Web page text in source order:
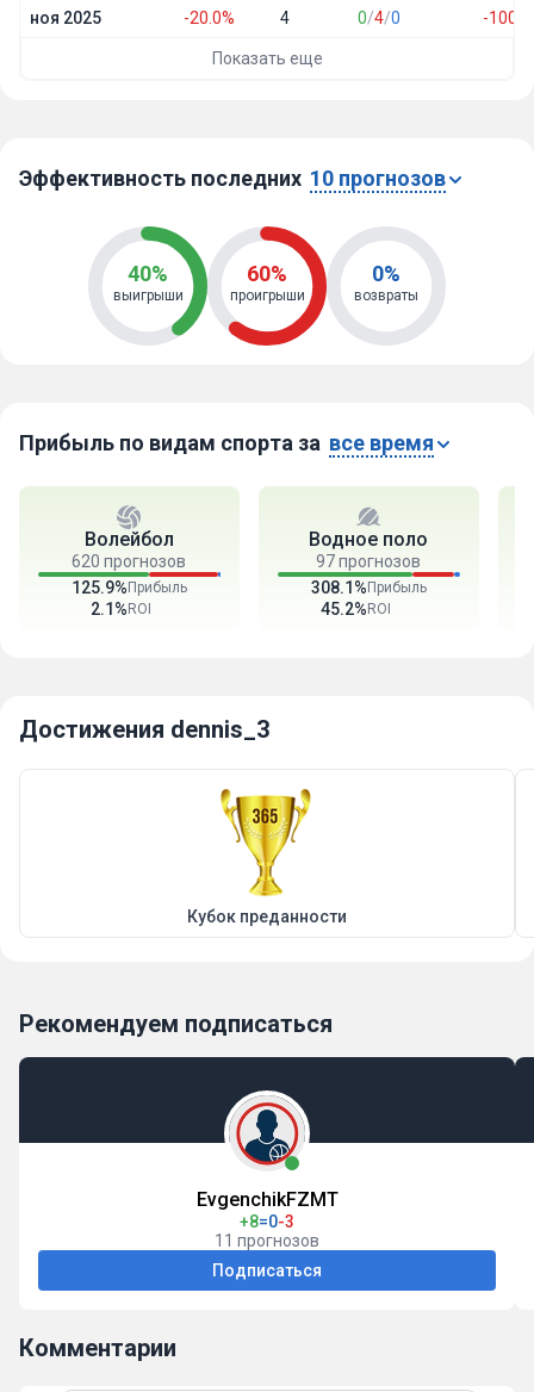
ноя 2025 -20.0% 4 0/4/0 -100.0
Показать еще
Эффективность последних 10 прогнозов
40%
выигрыши
60%
проигрыши
0%
возвраты
Прибыль по видам спорта за все время
Волейбол
620 прогнозов
125.9%
2.1%
Прибыль
ROI
Водное поло
97 прогнозов
308.1%
45.2%
Прибыль
ROI
Достижения dennis_3
Кубок преданности
Рекомендуем подписаться
EvgenchikFZMT
+8=0-3
11 прогнозов
Подписаться
Комментарии